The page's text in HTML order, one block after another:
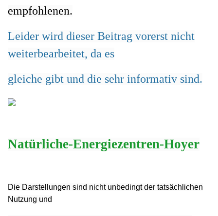
empfohlenen.
Leider wird dieser Beitrag vorerst nicht
weiterbearbeitet, da es
gleiche gibt und die sehr informativ sind.
Natürliche-Energiezentren-Hoyer
Die Darstellungen sind nicht unbedingt der tatsächlichen
Nutzung und